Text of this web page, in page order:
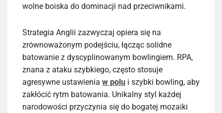
wolne boiska do dominacji nad przeciwnikami.
Strategia Anglii zazwyczaj opiera się na
zrównoważonym podejściu, łącząc solidne
batowanie z dyscyplinowanym bowlingiem. RPA,
znana z ataku szybkiego, często stosuje
agresywne ustawienia w polu i szybki bowling, aby
zakłócić rytm batowania. Unikalny styl każdej
narodowości przyczynia się do bogatej mozaiki